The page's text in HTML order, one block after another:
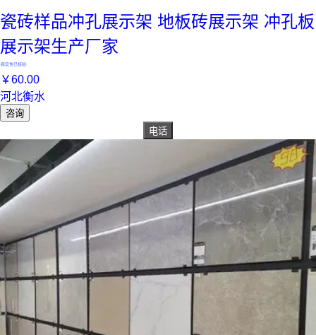
瓷砖样品冲孔展示架 地板砖展示架 冲孔板
展示架生产厂家
真实性已核验
￥60.00
河北衡水
咨询
电话